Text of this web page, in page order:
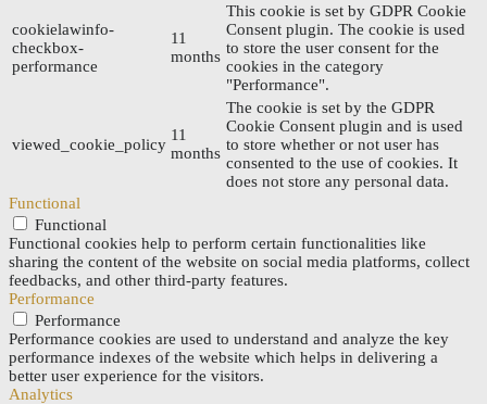
cookielawinfo-
checkbox-
performance
11
months
This cookie is set by GDPR Cookie
Consent plugin. The cookie is used
to store the user consent for the
cookies in the category
"Performance".
viewed_cookie_policy
11
months
The cookie is set by the GDPR
Cookie Consent plugin and is used
to store whether or not user has
consented to the use of cookies. It
does not store any personal data.
Functional
Functional
Functional cookies help to perform certain functionalities like
sharing the content of the website on social media platforms, collect
feedbacks, and other third-party features.
Performance
Performance
Performance cookies are used to understand and analyze the key
performance indexes of the website which helps in delivering a
better user experience for the visitors.
Analytics